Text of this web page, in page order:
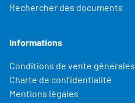
Rechercher des documents
Informations
Conditions de vente générales
Charte de confidentialité
Mentions légales